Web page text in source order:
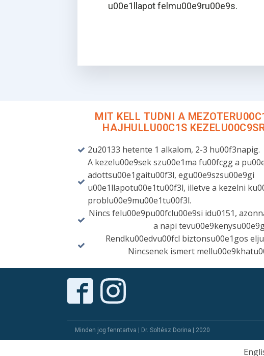
u00e1llapot felmu00e9ru00e9s.
MIT KELL TUDNI A
HAJHULLU00C1S
2u20133 hetente 1 alkalom, 2-3 hu00f3napig.
A kezelu00e9sek szu00e1ma fu00fcgg a
adottsu00e1gaitu00f3l, egu00e9szsu00e9gi
u00e1llapotu00e1tu00f3l, illetve a kezelni
problu00e9mu00e1tu00f3l.
Nincs felu00e9pu00fclu00e9si idu0151,
a napi
Rendku00edvu00fcl biztonsu00e1gos
Nincsenek ismert
Minden jog fenntartva | Dr. Soltész Dorina | 2020